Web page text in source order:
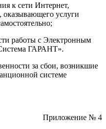
к сети Интернет,
оказывающего услуги
работы с Электронным
ГАРАНТ».
за сбои, возникшие
системе
Приложение № 4